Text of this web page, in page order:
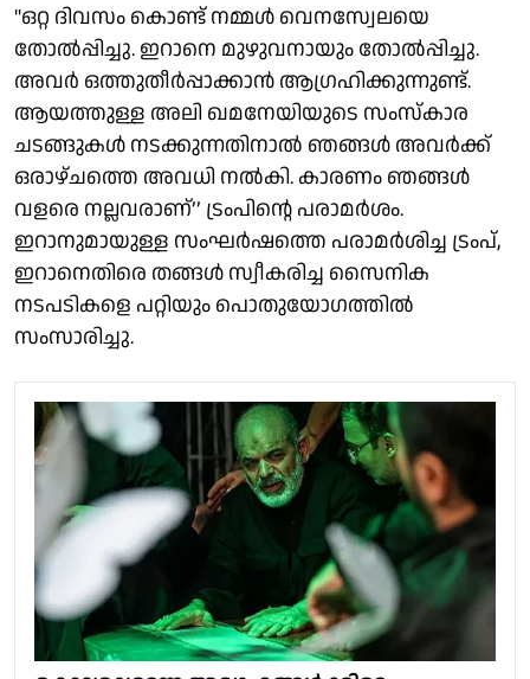
"ഒറ്റ ദിവസം കൊണ്ട് നമ്മൾ വെനസ്വേലയെ
തോൽപ്പിച്ചു. ഇറാനെ മുഴുവനായും തോൽപ്പിച്ചു.
അവർ ഒത്തുതീർപ്പാക്കാൻ ആഗ്രഹിക്കുന്നുണ്ട്.
ആയത്തുള്ള അലി ഖമനേയിയുടെ സംസ്കാര
ചടങ്ങുകൾ നടക്കുന്നതിനാൽ ഞങ്ങൾ അവർക്ക്
ഒരാഴ്ചത്തെ അവധി നൽകി. കാരണം ഞങ്ങൾ
വളരെ നല്ലവരാണ്’’ ട്രംപിന്റെ പരാമർശം.
ഇറാനുമായുള്ള സംഘർഷത്തെ പരാമർശിച്ച ട്രംപ്,
ഇറാനെതിരെ തങ്ങൾ സ്വീകരിച്ച സൈനിക
നടപടികളെ പറ്റിയും പൊതുയോഗത്തിൽ
സംസാരിച്ചു.